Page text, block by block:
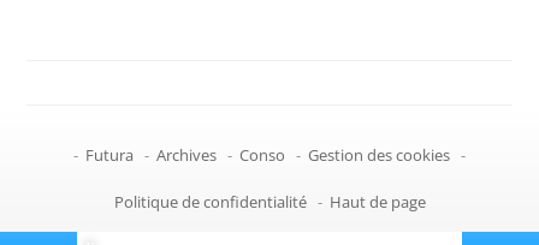
- Futura - Archives - Conso - Gestion des cookies -
Politique de confidentialité - Haut de page